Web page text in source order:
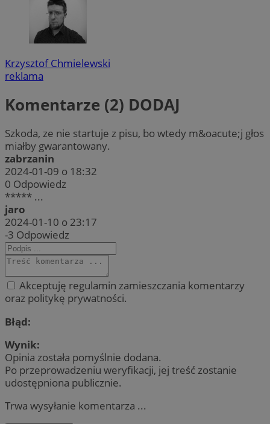
Krzysztof Chmielewski
reklama
Komentarze (2) DODAJ
Szkoda, ze nie startuje z pisu, bo wtedy m&oacute;j głos
miałby gwarantowany.
zabrzanin
2024-01-09 o 18:32
0 Odpowiedz
***** ...
jaro
2024-01-10 o 23:17
-3 Odpowiedz
Akceptuję regulamin zamieszczania komentarzy
oraz politykę prywatności.
Błąd:
Wynik:
Opinia została pomyślnie dodana.
Po przeprowadzeniu weryfikacji, jej treść zostanie
udostępniona publicznie.
Trwa wysyłanie komentarza ...